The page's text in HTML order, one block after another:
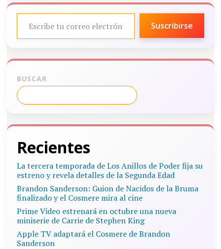
ESCRIBE TU CORREO ELECTRÓNICO…
Suscribirse
BUSCAR
Recientes
La tercera temporada de Los Anillos de Poder fija su
estreno y revela detalles de la Segunda Edad
Brandon Sanderson: Guion de Nacidos de la Bruma
finalizado y el Cosmere mira al cine
Prime Video estrenará en octubre una nueva
miniserie de Carrie de Stephen King
Apple TV adaptará el Cosmere de Brandon
Sanderson